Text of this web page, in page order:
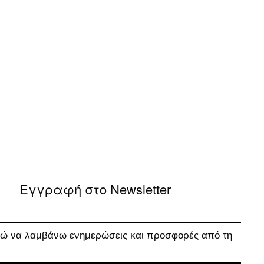
Εγγραφή στο Newsletter
να λαμβάνω ενημερώσεις και προσφορές από τη